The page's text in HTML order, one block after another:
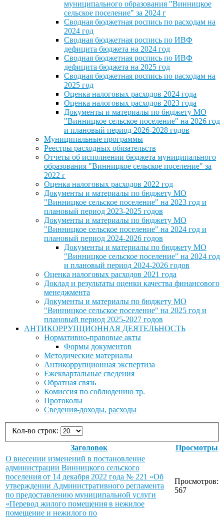
муниципального образования "Винницкое
сельское поселение" за 2024 г
Сводная бюджетная роспись по расходам на
2024 год
Сводная бюджетная роспись по ИВФ
дефицита бюджета на 2024 год
Сводная бюджетная роспись по ИВФ
дефицита бюджета на 2025 год
Сводная бюджетная роспись по расходам на
2025 год
Оценка налоговых расходов 2024 года
Оценка налоговых расходов 2023 года
Документы и материалы по бюджету МО
"Винницкое сельское поселение" на 2026 год
и плановый период 2026-2028 годов
Муниципальные программы
Реестры расходных обязательств
Отчеты об исполнении бюджета муниципального
образования "Винницкое сельское поселение" за
2022 г
Оценка налоговых расходов 2022 год
Документы и материалы по бюджету МО
"Винницкое сельское поселение" на 2023 год и
плановый период 2023-2025 годов
Документы и материалы по бюджету МО
"Винницкое сельское поселение" на 2024 год и
плановый период 2024-2026 годов
Документы и материалы по бюджету МО
"Винницкое сельское поселение" на 2024 год
и плановый период 2024-2026 годов
Оценка налоговых расходов 2021 года
Доклад и результаты оценки качества финансового
менеджмента
Документы и материалы по бюджету МО
"Винницкое сельское поселение" на 2025 год и
плановый период 2025-2027 годов
АНТИКОРРУПЦИОННАЯ ДЕЯТЕЛЬНОСТЬ
Нормативно-правовые акты
Формы документов
Методические материалы
Антикоррупционная экспертиза
Ежеквартальные сведения
Обратная связь
Комиссия по соблюдению тр.
Протоколы
Сведения-доходы, расходы
Кол-во строк:
Заголовок
Просмотры
О внесении изменений в постановление
администрации Винницкого сельского
поселения от 14 декабря 2022 года № 221 «Об
утверждении Административного регламента
по предоставлению муниципальной услуги
«Перевод жилого помещения в нежилое
помещение и нежилого по
Просмотров:
567